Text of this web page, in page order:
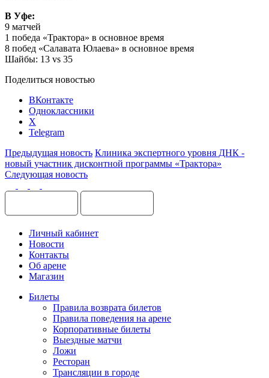
В Уфе:
9 матчей
1 победа «Трактора» в основное время
8 побед «Салавата Юлаева» в основное время
Шайбы: 13 vs 35
Поделиться новостью
ВКонтакте
Одноклассники
X
Telegram
Предыдущая новость Клиника экспертного уровня ДНК -
новый участник дисконтной программы «Трактора»
Следующая новость
Личный кабинет
Новости
Контакты
Об арене
Магазин
Билеты
Правила возврата билетов
Правила поведения на арене
Корпоративные билеты
Выездные матчи
Ложи
Ресторан
Трансляции в городе